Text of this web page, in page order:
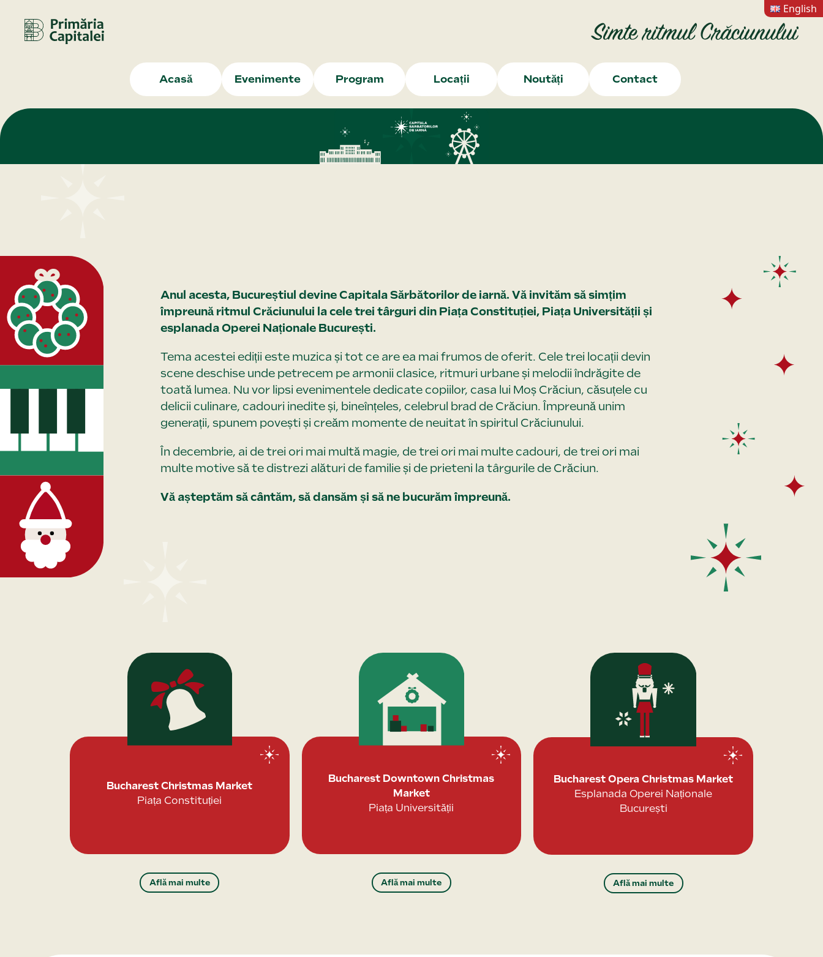
Acasă Evenimente Program Locații Noutăți Contact
English
Anul acesta, Bucureștiul devine Capitala Sărbătorilor de iarnă. Vă invităm să simțim
împreună ritmul Crăciunului la cele trei târguri din Piața Constituției, Piața Universității și
esplanada Operei Naționale București.
Tema acestei ediții este muzica și tot ce are ea mai frumos de oferit. Cele trei locații devin
scene deschise unde petrecem pe armonii clasice, ritmuri urbane și melodii îndrăgite de
toată lumea. Nu vor lipsi evenimentele dedicate copiilor, casa lui Moș Crăciun, căsuțele cu
delicii culinare, cadouri inedite și, bineînțeles, celebrul brad de Crăciun. Împreună unim
generații, spunem povești și creăm momente de neuitat în spiritul Crăciunului.
În decembrie, ai de trei ori mai multă magie, de trei ori mai multe cadouri, de trei ori mai
multe motive să te distrezi alături de familie și de prieteni la târgurile de Crăciun.
Vă așteptăm să cântăm, să dansăm și să ne bucurăm împreună.
Bucharest Christmas Market
Piața Constituției
Află mai multe
Bucharest Downtown Christmas
Market
Piața Universității
Află mai multe
Bucharest Opera Christmas Market
Esplanada Operei Naționale
București
Află mai multe